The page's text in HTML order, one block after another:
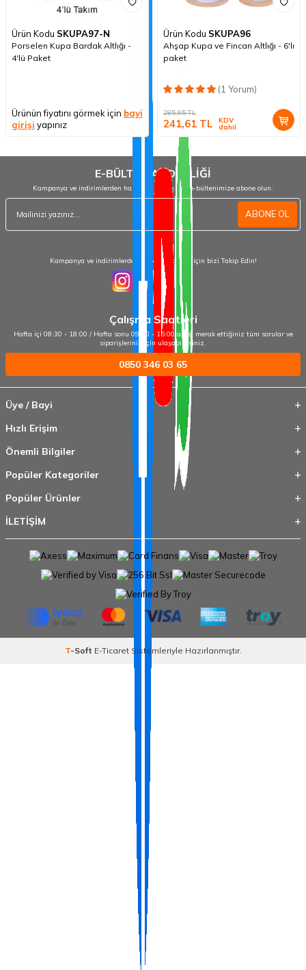
Ürün Kodu SKUPA97-N
Porselen Kupa Bardak Altlığı -
4'lü Paket
Ürünün fiyatını görmek için bayi
girişi yapınız
Ürün Kodu SKUPA96
Ahşap Kupa ve Fincan Altlığı - 6'lı
paket
(1 Yorum)
285,65TL
241,61 TL KDV
dahil
E-BÜLTEN ABONELİĞİ
Kampanya ve indirimlerden haberdar olmak için e-bültenimize abone olun.
ABONE OL
Kampanya ve indirimlerden haberdar olmak için bizi Takip Edin!
Çalışma Saatleri
Hafta içi 08:30 - 18:00 / Hafta sonu 09:00 - 15:00 arası merak ettiğiniz tüm sorular ve
siparişleriniz için ulaşabilirsiniz.
0850 346 03 65
Üye / Bayi
Hızlı Erişim
Önemli Bilgiler
Popüler Kategoriler
Popüler Ürünler
İLETİŞİM
T-Soft E-TicaretSistemleriyle Hazırlanmıştır.